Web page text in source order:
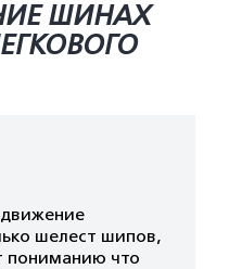
ШИНАХ
шелест шипов,
пониманию что